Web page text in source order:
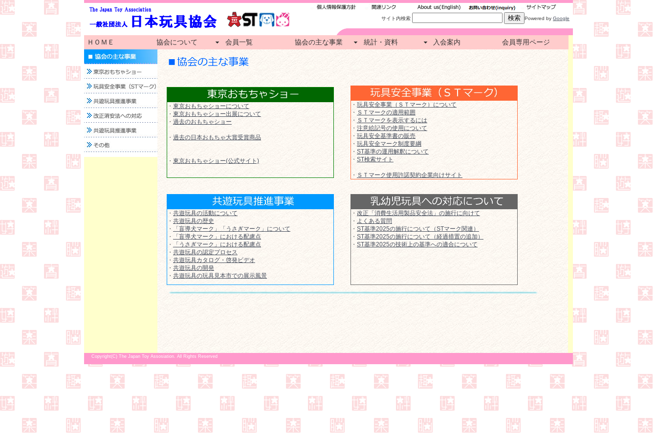
サイト内検索 Powered by Google
ＨＯＭＥ 協会について 会員一覧 協会の主な事業 統計・資料 入会案内 会員専用ページ
・ 東京おもちゃショーについて
・ 東京おもちゃショー出展について
・ 過去のおもちゃショー
・ 過去の日本おもちゃ大賞受賞商品
・ 東京おもちゃショー(公式サイト)
・ 玩具安全事業（ＳＴマーク）について
・ ＳＴマークの適用範囲
・ ＳＴマークを表示するには
・ 注意絵記号の使用について
・ 玩具安全基準書の販売
・ 玩具安全マーク制度要綱
・ ST基準の運用解釈について
・ ST検索サイト
・ ＳＴマーク使用許諾契約企業向けサイト
・ 共遊玩具の活動について
・ 共遊玩具の歴史
・
「盲導犬マーク」「うさぎマーク」について
・
「盲導犬マーク」における配慮点
・
「うさぎマーク」における配慮点
・ 共遊玩具の認定プロセス
・ 共遊玩具カタログ・啓発ビデオ
・ 共遊玩具の開発
・ 共遊玩具の玩具見本市での展示風景
・ 改正「消費生活用製品安全法」の施行に向けて
・ よくある質問
・ ST基準2025の施行について（STマーク関連）
・ ST基準2025の施行について（経過措置の追加）
・ ST基準2025の技術上の基準への適合について
Copyright(C) The Japan Toy Assosiation. All Rights Reserved